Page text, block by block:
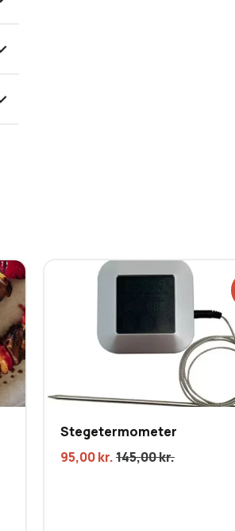
Stegetermometer
95,00kr.145,00kr.